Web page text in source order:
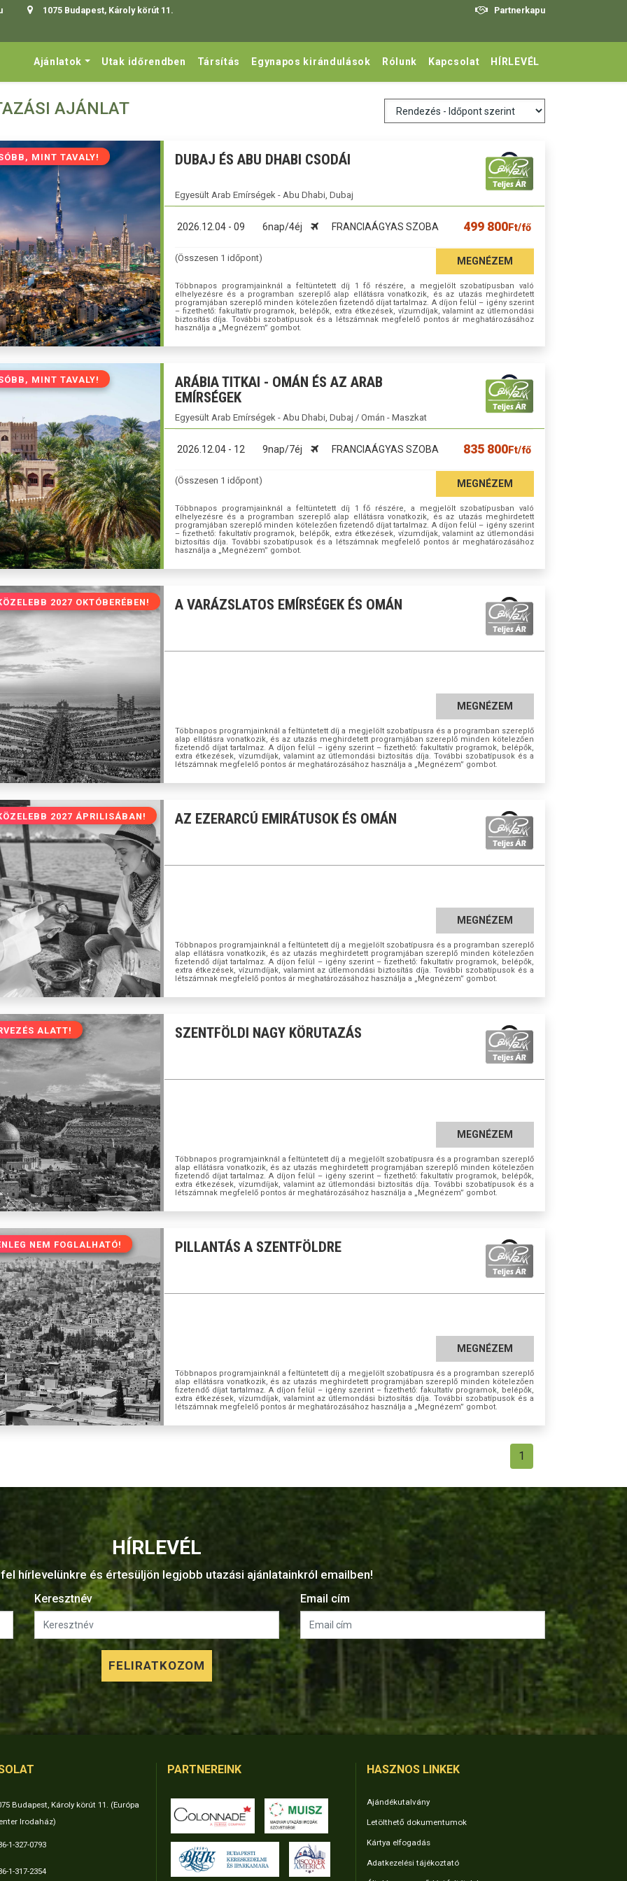
1075 Budapest, Károly körút 11. Partnerkapu
Ajánlatok Utak időrendben Társítás Egynapos kirándulások Rólunk Kapcsolat HÍRLEVÉL
AJÁNLAT
MINT TAVALY! DUBAJ ÉS ABU DHABI CSODÁI
Egyesült Arab Emírségek - Abu Dhabi, Dubaj
2026.12.04 - 09 6nap/4éj FRANCIAÁGYAS SZOBA 499 800Ft/fő
(Összesen 1 időpont) MEGNÉZEM
Többnapos programjainknál a feltüntetett díj 1 fő részére, a megjelölt szobatípusban való
elhelyezésre és a programban szereplő alap ellátásra vonatkozik, és az utazás meghirdetett
programjában szereplő minden kötelezően fizetendő díjat tartalmaz. A díjon felül – igény szerint
– fizethető: fakultatív programok, belépők, extra étkezések, vízumdíjak, valamint az útlemondási
biztosítás díja. További szobatípusok és a létszámnak megfelelő pontos ár meghatározásához
használja a „Megnézem” gombot.
MINT TAVALY!
ARÁBIA TITKAI - OMÁN ÉS AZ ARAB
EMÍRSÉGEK
Egyesült Arab Emírségek - Abu Dhabi, Dubaj / Omán - Maszkat
2026.12.04 - 12 9nap/7éj FRANCIAÁGYAS SZOBA 835 800Ft/fő
(Összesen 1 időpont) MEGNÉZEM
Többnapos programjainknál a feltüntetett díj 1 fő részére, a megjelölt szobatípusban való
elhelyezésre és a programban szereplő alap ellátásra vonatkozik, és az utazás meghirdetett
programjában szereplő minden kötelezően fizetendő díjat tartalmaz. A díjon felül – igény szerint
– fizethető: fakultatív programok, belépők, extra étkezések, vízumdíjak, valamint az útlemondási
biztosítás díja. További szobatípusok és a létszámnak megfelelő pontos ár meghatározásához
használja a „Megnézem” gombot.
2027 OKTÓBERÉBEN! A VARÁZSLATOS EMÍRSÉGEK ÉS OMÁN
MEGNÉZEM
Többnapos programjainknál a feltüntetett díj a megjelölt szobatípusra és a programban szereplő
alap ellátásra vonatkozik, és az utazás meghirdetett programjában szereplő minden kötelezően
fizetendő díjat tartalmaz. A díjon felül – igény szerint – fizethető: fakultatív programok, belépők,
extra étkezések, vízumdíjak, valamint az útlemondási biztosítás díja. További szobatípusok és a
létszámnak megfelelő pontos ár meghatározásához használja a „Megnézem” gombot.
2027 ÁPRILISÁBAN! AZ EZERARCÚ EMIRÁTUSOK ÉS OMÁN
MEGNÉZEM
Többnapos programjainknál a feltüntetett díj a megjelölt szobatípusra és a programban szereplő
alap ellátásra vonatkozik, és az utazás meghirdetett programjában szereplő minden kötelezően
fizetendő díjat tartalmaz. A díjon felül – igény szerint – fizethető: fakultatív programok, belépők,
extra étkezések, vízumdíjak, valamint az útlemondási biztosítás díja. További szobatípusok és a
létszámnak megfelelő pontos ár meghatározásához használja a „Megnézem” gombot.
ALATT! SZENTFÖLDI NAGY KÖRUTAZÁS
MEGNÉZEM
Többnapos programjainknál a feltüntetett díj a megjelölt szobatípusra és a programban szereplő
alap ellátásra vonatkozik, és az utazás meghirdetett programjában szereplő minden kötelezően
fizetendő díjat tartalmaz. A díjon felül – igény szerint – fizethető: fakultatív programok, belépők,
extra étkezések, vízumdíjak, valamint az útlemondási biztosítás díja. További szobatípusok és a
létszámnak megfelelő pontos ár meghatározásához használja a „Megnézem” gombot.
NEM FOGLALHATÓ!
NEM FOGLALHATÓ! PILLANTÁS A SZENTFÖLDRE
MEGNÉZEM
Többnapos programjainknál a feltüntetett díj a megjelölt szobatípusra és a programban szereplő
alap ellátásra vonatkozik, és az utazás meghirdetett programjában szereplő minden kötelezően
fizetendő díjat tartalmaz. A díjon felül – igény szerint – fizethető: fakultatív programok, belépők,
extra étkezések, vízumdíjak, valamint az útlemondási biztosítás díja. További szobatípusok és a
létszámnak megfelelő pontos ár meghatározásához használja a „Megnézem” gombot.
1
HÍRLEVÉL
hírlevelünkre és értesüljön legjobb utazási ajánlatainkról emailben!
Keresztnév Email cím
Budapest, Károly körút 11. (Európa
Irodaház)
1-327-0793
1-317-2354
PARTNEREINK HASZNOS LINKEK
Ajándékutalvány
Letölthető dokumentumok
Kártya elfogadás
Adatkezelési tájékoztató